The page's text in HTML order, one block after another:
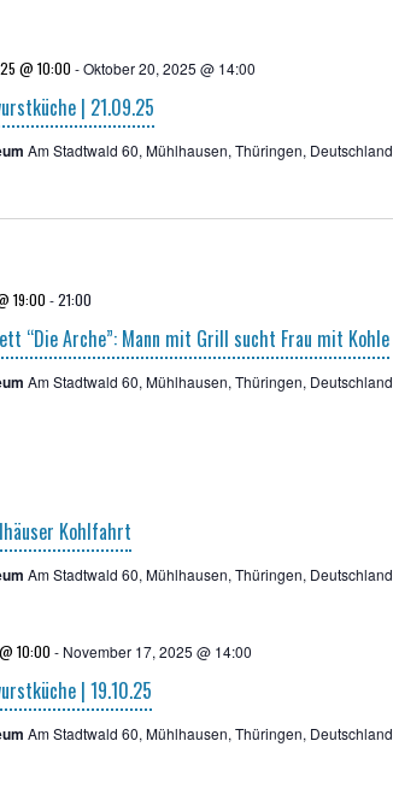
| 21.09.25
@ 10:00 -Oktober 20, 2025 @ 14:00
Am Stadtwald 60, Mühlhausen, Thüringen, Deutschland
“Die Arche”: Mann mit Grill sucht Frau mit Kohle
19:00 -21:00
Am Stadtwald 60, Mühlhausen, Thüringen, Deutschland
Kohlfahrt
Am Stadtwald 60, Mühlhausen, Thüringen, Deutschland
| 19.10.25
10:00 - November 17, 2025 @ 14:00
Am Stadtwald 60, Mühlhausen, Thüringen, Deutschland